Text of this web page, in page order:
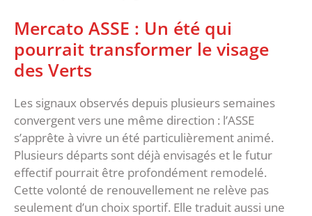
‎Mercato ASSE : Un été qui
pourrait transformer le visage
des Verts
‎Les signaux observés depuis plusieurs semaines
convergent vers une même direction : l’ASSE
s’apprête à vivre un été particulièrement animé.
Plusieurs départs sont déjà envisagés et le futur
effectif pourrait être profondément remodelé.
‎Cette volonté de renouvellement ne relève pas
seulement d’un choix sportif. Elle traduit aussi une